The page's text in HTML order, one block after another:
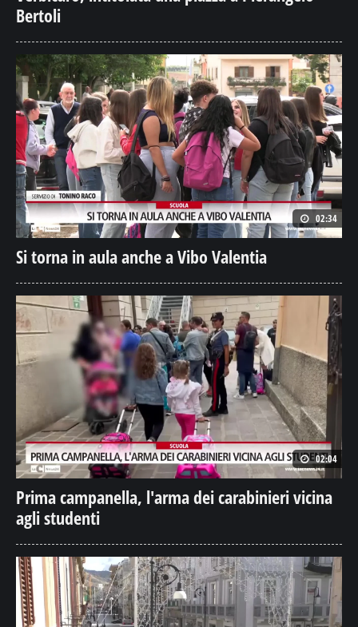
Bertoli
02:34
Si torna in aula anche a Vibo Valentia
02:04
Prima campanella, l'arma dei carabinieri vicina
agli studenti